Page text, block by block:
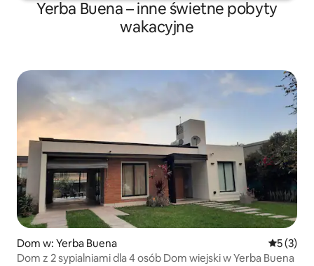
Yerba Buena – inne świetne pobyty
wakacyjne
Dom w: Yerba Buena Średnia
5 (3)
Dom z 2 sypialniami dla 4 osób Dom wiejski w Yerba Buena